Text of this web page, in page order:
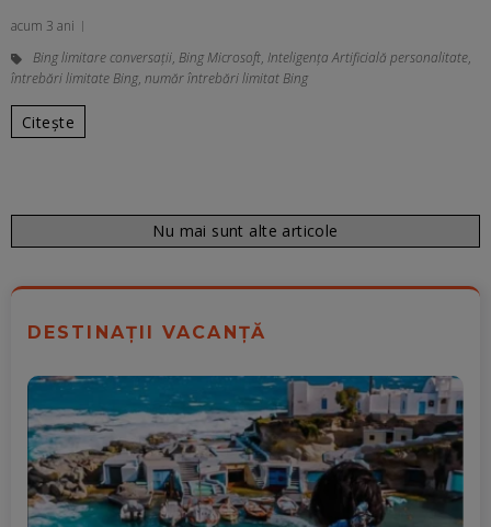
acum 3 ani
Bing limitare conversații, Bing Microsoft, Inteligența Artificială personalitate,
întrebări limitate Bing, număr întrebări limitat Bing
Citește
Nu mai sunt alte articole
DESTINAȚII VACANȚĂ